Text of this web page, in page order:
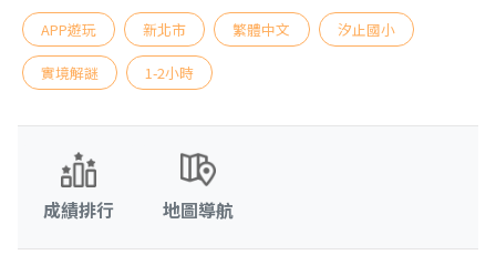
APP遊玩 新北市 繁體中文 汐止國小
實境解謎 1-2小時
成績排行 地圖導航